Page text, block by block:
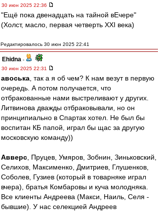
30 июн 2025 22:36
"Ещё пока двенадцать на тайной вЕчере"
(Холст, масло, первая четверть XXI века)
Редактировалось 30 июн 2025 22:41
Ehidna -
30 июн 2025 22:31
авоська , так а я об чем? К нам везут в первую
очередь. А потом получается, что
отбракованные нами выстреливают у других.
Литвинова дважды отбраковывали, но он
принципиально в Спартак хотел. Не был бы
воспитан КБ папой, играл бы щас за другую
московскую команду))
Авверс , Пруцев, Умяров, Зобнин, Зиньковский,
Селихов, Максименко, Дмитриев, Глушенков,
Соболев, Гузиев (который в товарняке играл
вчера), братья Комбаровы и куча молодняка.
Все клиенты Андреева (Макси, Наиль, Селя -
бывшие). У нас селекцией Андреев